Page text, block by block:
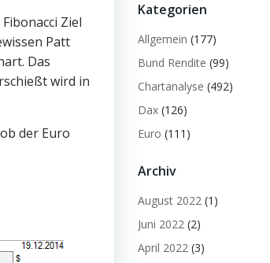
Ziel
Patt
Das
wird in
der Euro
Kategorien
Allgemein (177)
Bund Rendite (99)
Chartanalyse (492)
Dax (126)
Euro (111)
Archiv
August 2022 (1)
Juni 2022 (2)
April 2022 (3)